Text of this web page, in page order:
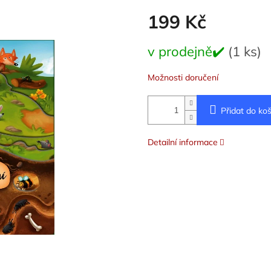
199 Kč
cena:
v prodejně✔️ (1 ks)
Možnosti doručení
Přidat do
Detailní informace